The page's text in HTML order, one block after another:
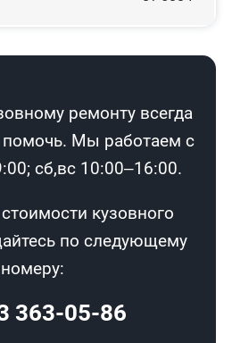
ремонту всегда
помочь. Мы работаем с
сб,вс 10:00–16:00.
кузовного
по следующему
номеру:
363-05-86